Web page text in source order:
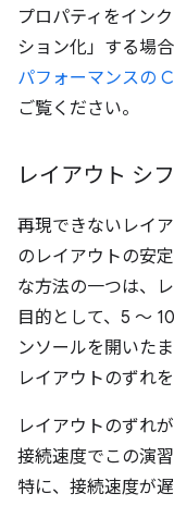
プロパティをイン
ション化」する場
パフォーマンスの
ご覧ください。
レイアウト シ
再現できないレイ
のレイアウトの安
な方法の一つは、
目的として、5 ～
ンソールを開いた
レイアウトのずれを
レイアウトのずれ
接続速度でこの演
特に、接続速度が